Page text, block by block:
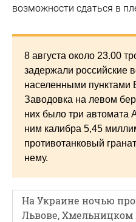
возможности сдаться в
8 августа около 23.00
задержали российские
населенными пунктами
Заводовка на левом
них было три автомата
ним калибра 5,45
противотанковый
нему.
На Украине ночью
Львове, Хмельницком